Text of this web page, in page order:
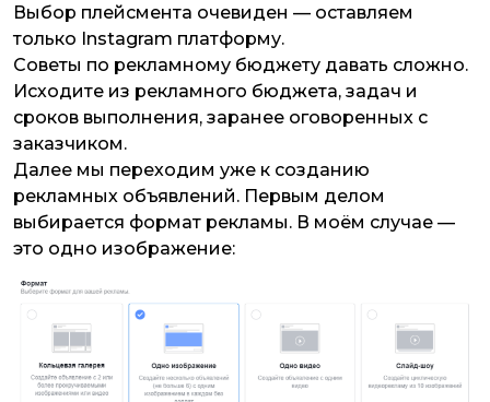
Выбор плейсмента очевиден — оставляем
только Instagram платформу.
Советы по рекламному бюджету давать сложно.
Исходите из рекламного бюджета, задач и
сроков выполнения, заранее оговоренных с
заказчиком.
Далее мы переходим уже к созданию
рекламных объявлений. Первым делом
выбирается формат рекламы. В моём случае —
это одно изображение: